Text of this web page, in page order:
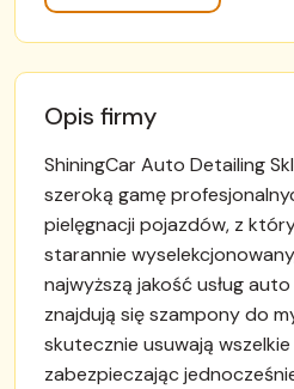
Opis firmy
ShiningCar Auto Detailing
szeroką gamę
pielęgnacji pojazdów, z
starannie
najwyższą jakość usług
znajdują się szampony do
skutecznie usuwają
zabezpieczając